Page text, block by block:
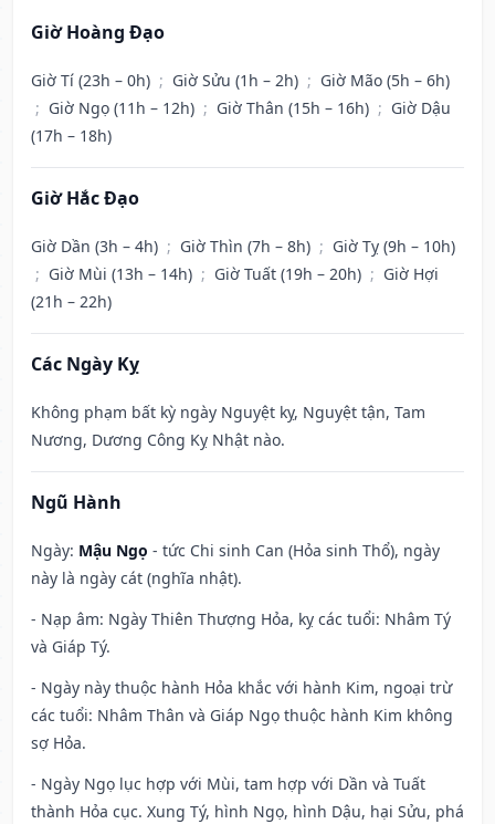
Giờ Hoàng Đạo
Giờ Tí (23h – 0h) ; Giờ Sửu (1h – 2h) ; Giờ Mão (5h – 6h)
; Giờ Ngọ (11h – 12h) ; Giờ Thân (15h – 16h) ; Giờ Dậu
(17h – 18h)
Giờ Hắc Đạo
Giờ Dần (3h – 4h) ; Giờ Thìn (7h – 8h) ; Giờ Tỵ (9h – 10h)
; Giờ Mùi (13h – 14h) ; Giờ Tuất (19h – 20h) ; Giờ Hợi
(21h – 22h)
Các Ngày Kỵ
Không phạm bất kỳ ngày Nguyệt kỵ, Nguyệt tận, Tam
Nương, Dương Công Kỵ Nhật nào.
Ngũ Hành
Ngày: Mậu Ngọ - tức Chi sinh Can (Hỏa sinh Thổ), ngày
này là ngày cát (nghĩa nhật).
- Nạp âm: Ngày Thiên Thượng Hỏa, kỵ các tuổi: Nhâm Tý
và Giáp Tý.
- Ngày này thuộc hành Hỏa khắc với hành Kim, ngoại trừ
các tuổi: Nhâm Thân và Giáp Ngọ thuộc hành Kim không
sợ Hỏa.
- Ngày Ngọ lục hợp với Mùi, tam hợp với Dần và Tuất
thành Hỏa cục. Xung Tý, hình Ngọ, hình Dậu, hại Sửu, phá